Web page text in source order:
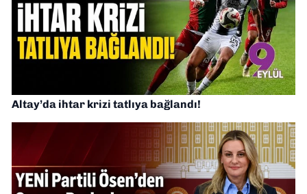
Altay’da ihtar krizi tatlıya bağlandı!